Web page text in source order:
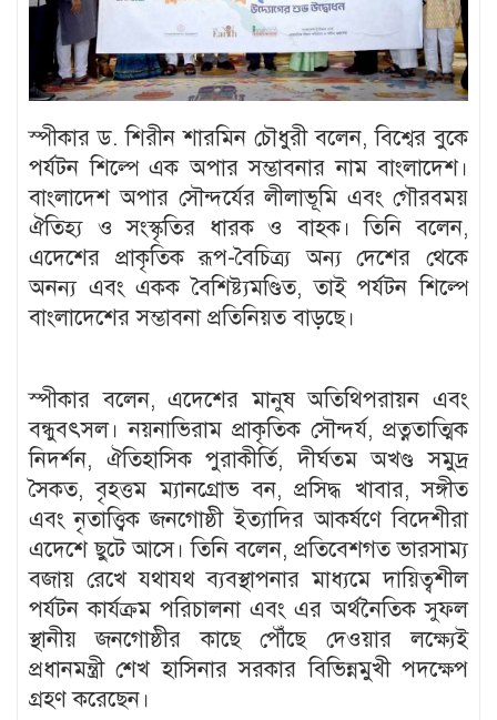
স্পীকার ড. শিরীন শারমিন চৌধুরী বলেন, বিশ্বের বুকে
পর্যটন শিল্পে এক অপার সম্ভাবনার নাম বাংলাদেশ।
বাংলাদেশ অপার সৌন্দর্যের লীলাভূমি এবং গৌরবময়
ঐতিহ্য ও সংস্কৃতির ধারক ও বাহক। তিনি বলেন,
এদেশের প্রাকৃতিক রূপ-বৈচিত্র্য অন্য দেশের থেকে
অনন্য এবং একক বৈশিষ্ট্যমণ্ডিত, তাই পর্যটন শিল্পে
বাংলাদেশের সম্ভাবনা প্রতিনিয়ত বাড়ছে।
স্পীকার বলেন, এদেশের মানুষ অতিথিপরায়ন এবং
বন্ধুবৎসল। নয়নাভিরাম প্রাকৃতিক সৌন্দর্য, প্রত্নতাত্মিক
নিদর্শন, ঐতিহাসিক পুরাকীর্তি, দীর্ঘতম অখণ্ড সমুদ্র
সৈকত, বৃহত্তম ম্যানগ্রোভ বন, প্রসিদ্ধ খাবার, সঙ্গীত
এবং নৃতাত্ত্বিক জনগোষ্ঠী ইত্যাদির আকর্ষণে বিদেশীরা
এদেশে ছুটে আসে। তিনি বলেন, প্রতিবেশগত ভারসাম্য
বজায় রেখে যথাযথ ব্যবস্থাপনার মাধ্যমে দায়িত্বশীল
পর্যটন কার্যক্রম পরিচালনা এবং এর অর্থনৈতিক সুফল
স্থানীয় জনগোষ্ঠীর কাছে পৌঁছে দেওয়ার লক্ষ্যেই
প্রধানমন্ত্রী শেখ হাসিনার সরকার বিভিন্নমুখী পদক্ষেপ
গ্রহণ করেছেন।